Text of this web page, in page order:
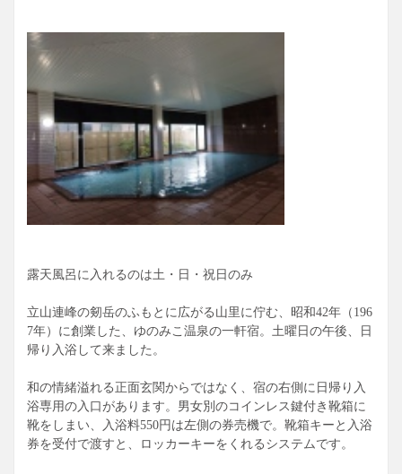
露天風呂に入れるのは土・日・祝日のみ
立山連峰の剱岳のふもとに広がる山里に佇む、昭和42年（196
7年）に創業した、ゆのみこ温泉の一軒宿。土曜日の午後、日
帰り入浴して来ました。
和の情緒溢れる正面玄関からではなく、宿の右側に日帰り入
浴専用の入口があります。男女別のコインレス鍵付き靴箱に
靴をしまい、入浴料550円は左側の券売機で。靴箱キーと入浴
券を受付で渡すと、ロッカーキーをくれるシステムです。